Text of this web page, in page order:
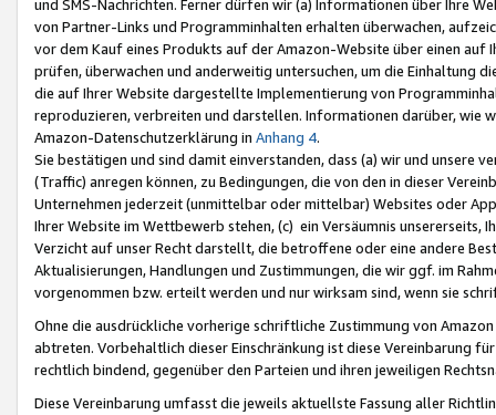
und SMS-Nachrichten. Ferner dürfen wir (a) Informationen über Ihre
von Partner-Links und Programminhalten erhalten überwachen,
vor dem Kauf eines Produkts auf der Amazon-Website über einen
prüfen, überwachen und anderweitig untersuchen, um die Einhaltung
die auf Ihrer Website dargestellte Implementierung von
reproduzieren, verbreiten und darstellen. Informationen darüber, wie
Amazon-Datenschutzerklärung in Anhang 4.
Sie bestätigen und sind damit einverstanden, dass (a) wir und
(Traffic) anregen können, zu Bedingungen, die von den in dieser
Unternehmen jederzeit (unmittelbar oder mittelbar) Websites oder
Ihrer Website im Wettbewerb stehen, (c) ein Versäumnis unsererseits,
Verzicht auf unser Recht darstellt, die betroffene oder eine andere
Aktualisierungen, Handlungen und Zustimmungen, die wir ggf. im
vorgenommen bzw. erteilt werden und nur wirksam sind, wenn sie
Ohne die ausdrückliche vorherige schriftliche Zustimmung von
abtreten. Vorbehaltlich dieser Einschränkung ist diese Vereinbarung
rechtlich bindend, gegenüber den Parteien und ihren jeweiligen
Diese Vereinbarung umfasst die jeweils aktuellste Fassung aller